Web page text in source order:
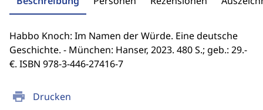
print Drucken
Habbo Knoch: Im Namen der Würde. Eine deutsche
Geschichte. - München: Hanser, 2023. 480 S.; geb.: 29.-
€. ISBN 978-3-446-27416-7